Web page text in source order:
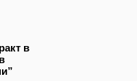
в